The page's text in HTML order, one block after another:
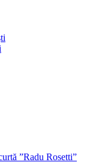
”Radu Rosetti”